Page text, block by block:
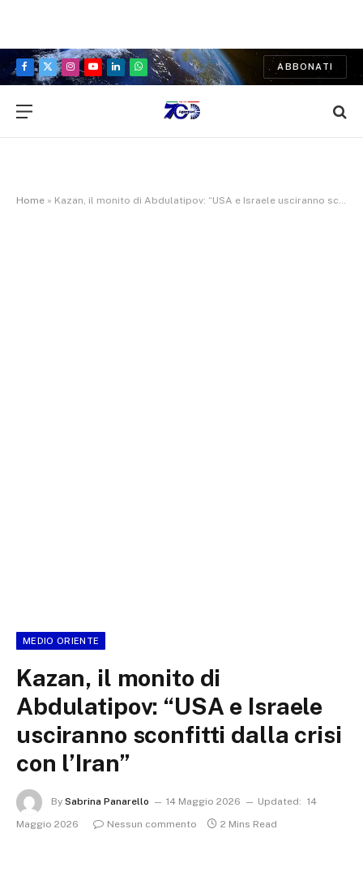
Facebook
X
Instagram
YouTubeLinkedInWhatsApp
ABBONATI
Home » Kazan, il monito di Abdulatipov: “USA e Israele usciranno sconfitti dalla crisi con l’Iran”
MEDIO ORIENTE
Kazan, il monito di
Abdulatipov: “USA e Israele
usciranno sconfitti dalla crisi
con l’Iran”
By Sabrina Panarello 14 Maggio 2026 Updated: 14
Maggio 2026
Nessun commento 2 Mins Read